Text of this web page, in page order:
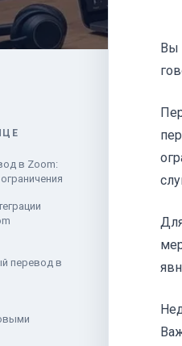
в Zoom:
перевод в
Вы